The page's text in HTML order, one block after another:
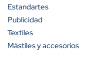
Estandartes
Publicidad
Textiles
Mástiles y accesorios